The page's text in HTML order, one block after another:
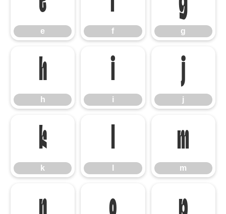
e f g
h
h
i
i
j
j
k
k
l m
m